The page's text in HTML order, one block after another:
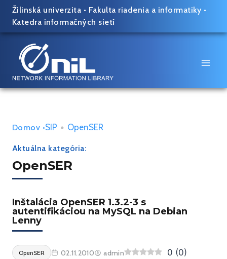
Skip
content
Žilinská univerzita • Fakulta riadenia a informatiky •
Katedra informačných sietí
Domov •SIP • OpenSER
Aktuálna kategória:
OpenSER
Inštalácia OpenSER 1.3.2-3 s
autentifikáciou na MySQL na Debian
Lenny
OpenSER 02.11.2010 admin 0 (0)